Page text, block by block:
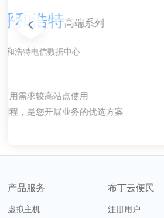
宿迁云电脑
支持QQ、微信、脚本等24
稳定运行，性能稳定，企业级云电脑
美国高防CERA
去程普通线路，回程CERA CUVIP，
配合强大的云梯抗DDOS服务+金盾防
日本NTT
NTT直连线路，宽带质
我司NTT自带流量清洗服务，遇攻击
内蒙古呼和浩特
内蒙古呼和浩特电信数据中
适合宽带占用需求较高站点
国内云服务器直连回程，是您开展业
香港CN2 CTG
香港CN2 CTG线路VPS，三
动态路由线路，稳定
全天候保障，如果对带宽有跑满的需
韩国CN2 GIA
支持系统Centos/Denian/
宿迁云电脑
支持QQ、微信、脚本等24
稳定运行，性能稳定，企业级云电脑
美国高防CERA
去程普通线路，回程CERA CUVIP，
配合强大的云梯抗DDOS服务+金盾防
产品服务
虚拟主机
布丁云便民
注册用户